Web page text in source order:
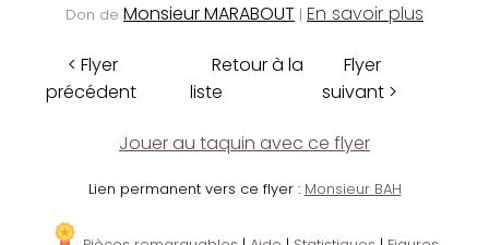
Don de Monsieur MARABOUT | En savoir plus
< Flyer
précédent
Retour à la
liste
Flyer
suivant >
Jouer au taquin avec ce flyer
Lien permanent vers ce flyer : Monsieur BAH